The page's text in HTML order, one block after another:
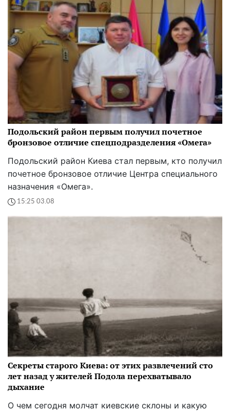
Подольский район первым получил почетное
бронзовое отличие спецподразделения «Омега»
Подольский район Киева стал первым, кто получил
почетное бронзовое отличие Центра специального
назначения «Омега».
15:25 03.08
Секреты старого Киева: от этих развлечений сто
лет назад у жителей Подола перехватывало
дыхание
О чем сегодня молчат киевские склоны и какую